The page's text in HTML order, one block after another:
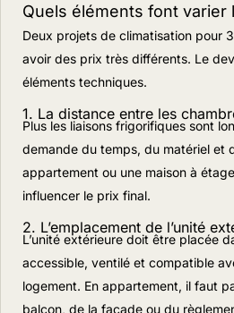
Quels éléments font varier
Deux projets de climatisation pour
avoir des prix très différents. Le
éléments techniques.
1. La distance entre les
Plus les liaisons frigorifiques sont
demande du temps, du matériel et
appartement ou une maison à
influencer le prix final.
2. L’emplacement de l’unité
L’unité extérieure doit être placée
accessible, ventilé et compatible
logement. En appartement, il faut
balcon, de la façade ou du